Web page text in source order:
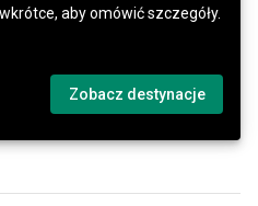
aby omówić szczegóły.
Zobacz destynacje